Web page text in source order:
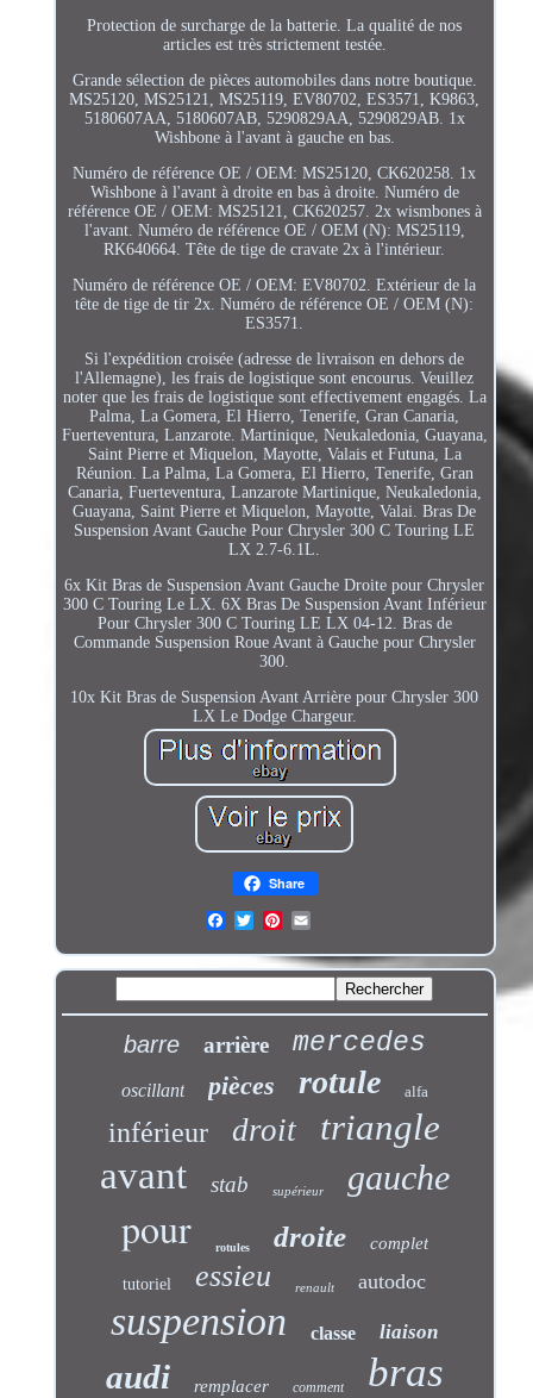
Protection de surcharge de la batterie. La qualité de nos
articles est très strictement testée.
Grande sélection de pièces automobiles dans notre boutique.
MS25120, MS25121, MS25119, EV80702, ES3571, K9863,
5180607AA, 5180607AB, 5290829AA, 5290829AB. 1x
Wishbone à l'avant à gauche en bas.
Numéro de référence OE / OEM: MS25120, CK620258. 1x
Wishbone à l'avant à droite en bas à droite. Numéro de
référence OE / OEM: MS25121, CK620257. 2x wismbones à
l'avant. Numéro de référence OE / OEM (N): MS25119,
RK640664. Tête de tige de cravate 2x à l'intérieur.
Numéro de référence OE / OEM: EV80702. Extérieur de la
tête de tige de tir 2x. Numéro de référence OE / OEM (N):
ES3571.
Si l'expédition croisée (adresse de livraison en dehors de
l'Allemagne), les frais de logistique sont encourus. Veuillez
noter que les frais de logistique sont effectivement engagés. La
Palma, La Gomera, El Hierro, Tenerife, Gran Canaria,
Fuerteventura, Lanzarote. Martinique, Neukaledonia, Guayana,
Saint Pierre et Miquelon, Mayotte, Valais et Futuna, La
Réunion. La Palma, La Gomera, El Hierro, Tenerife, Gran
Canaria, Fuerteventura, Lanzarote Martinique, Neukaledonia,
Guayana, Saint Pierre et Miquelon, Mayotte, Valai. Bras De
Suspension Avant Gauche Pour Chrysler 300 C Touring LE
LX 2.7-6.1L.
6x Kit Bras de Suspension Avant Gauche Droite pour Chrysler
300 C Touring Le LX. 6X Bras De Suspension Avant Inférieur
Pour Chrysler 300 C Touring LE LX 04-12. Bras de
Commande Suspension Roue Avant à Gauche pour Chrysler
300.
10x Kit Bras de Suspension Avant Arrière pour Chrysler 300
LX Le Dodge Chargeur.
Share
barre arrière mercedes
oscillant pièces rotule alfa
inférieur droit triangle
avant stab supérieur gauche
pour rotules droite complet
tutoriel essieu renault autodoc
suspension classe liaison
audi remplacer comment bras